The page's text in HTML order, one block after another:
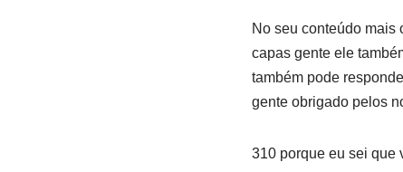
No seu conteúdo mais
capas gente ele
também pode
gente obrigado pelos
310 porque eu sei que